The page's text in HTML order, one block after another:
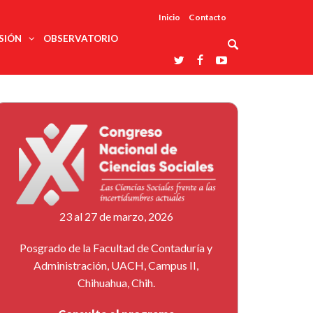
Inicio Contacto
ciencias
profesionales
trabajo
Redes
temáticas
Laboratorios
nacionales
Entidades
afines
Reconoce
La UDUALC
A La
Universidad
De México
En Su 475
Aniversario
OBSERVATORIO
23 al 27 de marzo, 2026
Posgrado de la Facultad de Contaduría y
Administración, UACH, Campus II,
Chihuahua, Chih.